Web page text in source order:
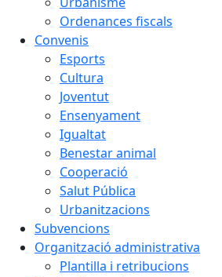
Ordenances fiscals
Convenis
Esports
Cultura
Joventut
Ensenyament
Igualtat
Benestar animal
Cooperació
Salut Pública
Urbanitzacions
Subvencions
Organització administrativa
Plantilla i retribucions